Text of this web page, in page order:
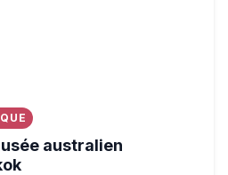
australien